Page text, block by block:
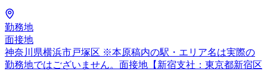
勤務地
面接地
神奈川県横浜市戸塚区 ※本原稿内の駅・エリア名は実際の
勤務地ではございません。面接地【新宿支社：東京都新宿区